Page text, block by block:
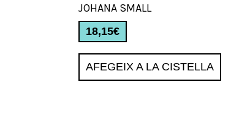
JOHANA SMALL
18,15€
AFEGEIX A LA CISTELLA